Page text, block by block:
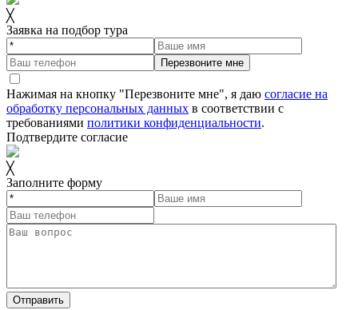
╳
Заявка на подбор тура
Перезвоните мне
Нажимая на кнопку "Перезвоните мне", я даю согласие на
обработку персональных данных в соответствии с
требованиями политики конфиденциальности.
Подтвердите согласие
╳
Заполните форму
Отправить